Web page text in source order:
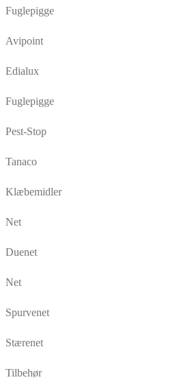
Fuglepigge
Avipoint
Edialux
Fuglepigge
Pest-Stop
Tanaco
Klæbemidler
Net
Duenet
Net
Spurvenet
Stærenet
Tilbehør